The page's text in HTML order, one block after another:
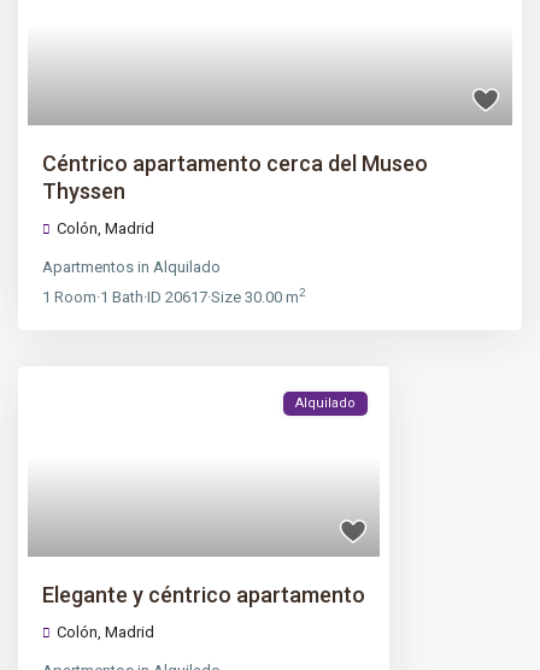
Céntrico apartamento cerca del Museo
Thyssen
Colón,Madrid
Apartmentos inAlquilado
1 Room·1 Bath·ID20617·Size30.00 m2
Alquilado
Elegante y céntrico apartamento
Colón,Madrid